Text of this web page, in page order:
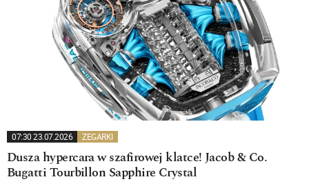
07:30 23.07.2026 ZEGARKI
Dusza hypercara w szafirowej klatce! Jacob & Co.
Bugatti Tourbillon Sapphire Crystal